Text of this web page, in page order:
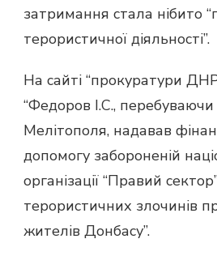
затримання стала нібито
терористичної діяльності”.
На сайті “прокуратури
“Федоров І.С.,
Мелітополя, надавав
допомогу забороненій
організації “Правий
терористичних злочинів
жителів Донбасу”.